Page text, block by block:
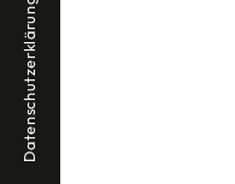
Datenschutzerklärung